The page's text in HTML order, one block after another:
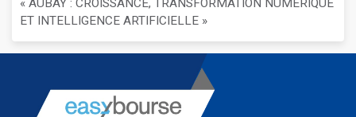
« AUBAY : CROISSANCE, TRANSFORMATION NUMÉRIQUE
ET INTELLIGENCE ARTIFICIELLE »